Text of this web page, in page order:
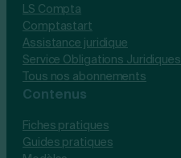
LS Compta
Comptastart
Assistance juridique
Service Obligations Juridiques
Tous nos abonnements
Contenus
Fiches pratiques
Guides pratiques